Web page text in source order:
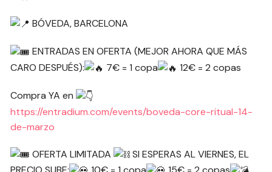
BÓVEDA, BARCELONA
ENTRADAS EN OFERTA (MEJOR AHORA QUE MÁS
CARO DESPUÉS):
7€ = 1 copa 12€ = 2 copas
Compra YA en
https://entradium.com/events/boveda-core-ritual-14-
de-marzo
OFERTA LIMITADA
SI ESPERAS AL VIERNES, EL